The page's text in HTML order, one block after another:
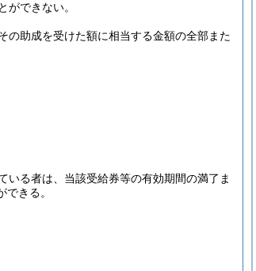
できない。
の助成を受けた額に相当する金額の全部また
る者は、当該受給券等の有効期間の満了ま
きる。